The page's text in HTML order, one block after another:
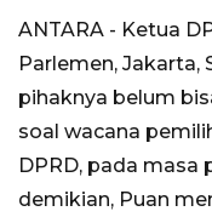
ANTARA - Ketua
Parlemen, Jakarta,
pihaknya belum
soal wacana
DPRD, pada masa
demikian, Puan